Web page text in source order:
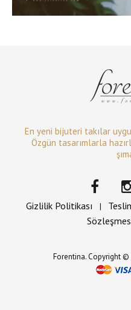
En yeni bijuteri takılar
Özgün tasarımlarla
Gizlilik Politikası |
Forentina. Copyright ©